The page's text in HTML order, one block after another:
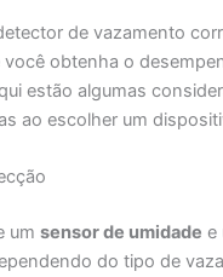
de vazamento
você obtenha o
estão algumas
ao escolher um
umsensor de umidade e
do tipo de